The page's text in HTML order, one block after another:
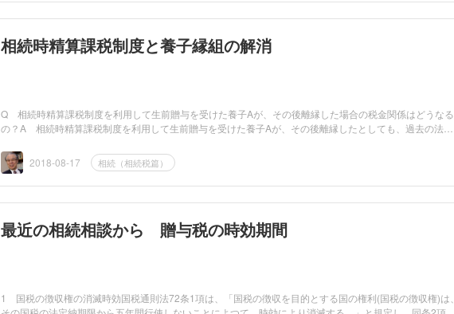
相続時精算課税制度と養子縁組の解消
Q 相続時精算課税制度を利用して生前贈与を受けた養子Aが、その後離縁した場合の税金関係はどうなる
の？A 相続時精算課税制度を利用して生前贈与を受けた養子Aが、その後離縁したとしても、過去の法律
2018-08-17
相続（相続税篇）
最近の相続相談から 贈与税の時効期間
1 国税の徴収権の消滅時効国税通則法72条1項は、「国税の徴収を目的とする国の権利(国税の徴収権)は、